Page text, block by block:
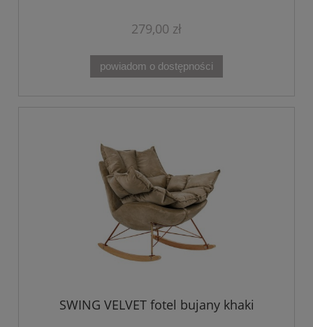
279,00 zł
powiadom o dostępności
SWING VELVET fotel bujany khaki